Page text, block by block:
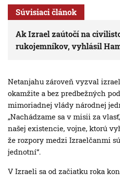
Súvisiaci článok
Ak Izrael zaútočí na
rukojemníkov, vyhlásil
Netanjahu zároveň vyzval
okamžite a bez predbežných
mimoriadnej vlády národnej
„Nachádzame sa v misii za
našej existencie, vojne, ktorú
že rozpory medzi Izraelčanmi
jednotní“.
V Izraeli sa od začiatku roka